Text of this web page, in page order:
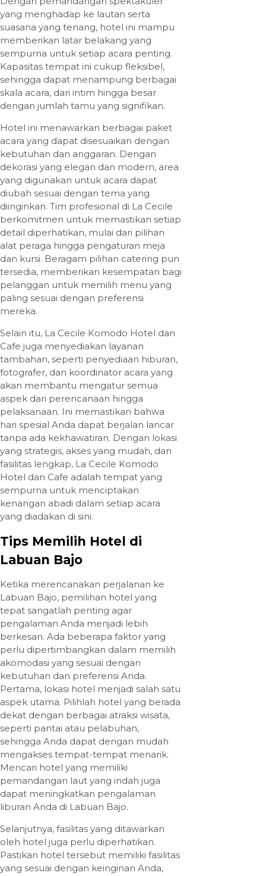
yang menghadap ke lautan serta
suasana yang tenang, hotel ini mampu
memberikan latar belakang yang
sempurna untuk setiap acara penting.
Kapasitas tempat ini cukup fleksibel,
sehingga dapat menampung berbagai
skala acara, dari intim hingga besar
dengan jumlah tamu yang signifikan.
Hotel ini menawarkan berbagai paket
acara yang dapat disesuaikan dengan
kebutuhan dan anggaran. Dengan
dekorasi yang elegan dan modern, area
yang digunakan untuk acara dapat
diubah sesuai dengan tema yang
diinginkan. Tim profesional di La Cecile
berkomitmen untuk memastikan setiap
detail diperhatikan, mulai dari pilihan
alat peraga hingga pengaturan meja
dan kursi. Beragam pilihan catering pun
tersedia, memberikan kesempatan bagi
pelanggan untuk memilih menu yang
paling sesuai dengan preferensi
mereka.
Selain itu, La Cecile Komodo Hotel dan
Cafe juga menyediakan layanan
tambahan, seperti penyediaan hiburan,
fotografer, dan koordinator acara yang
akan membantu mengatur semua
aspek dari perencanaan hingga
pelaksanaan. Ini memastikan bahwa
hari spesial Anda dapat berjalan lancar
tanpa ada kekhawatiran. Dengan lokasi
yang strategis, akses yang mudah, dan
fasilitas lengkap, La Cecile Komodo
Hotel dan Cafe adalah tempat yang
sempurna untuk menciptakan
kenangan abadi dalam setiap acara
yang diadakan di sini.
Tips Memilih Hotel di
Labuan Bajo
Ketika merencanakan perjalanan ke
Labuan Bajo, pemilihan hotel yang
tepat sangatlah penting agar
pengalaman Anda menjadi lebih
berkesan. Ada beberapa faktor yang
perlu dipertimbangkan dalam memilih
akomodasi yang sesuai dengan
kebutuhan dan preferensi Anda.
Pertama, lokasi hotel menjadi salah satu
aspek utama. Pilihlah hotel yang berada
dekat dengan berbagai atraksi wisata,
seperti pantai atau pelabuhan,
sehingga Anda dapat dengan mudah
mengakses tempat-tempat menarik.
Mencari hotel yang memiliki
pemandangan laut yang indah juga
dapat meningkatkan pengalaman
liburan Anda di Labuan Bajo.
Selanjutnya, fasilitas yang ditawarkan
oleh hotel juga perlu diperhatikan.
Pastikan hotel tersebut memiliki fasilitas
yang sesuai dengan keinginan Anda,